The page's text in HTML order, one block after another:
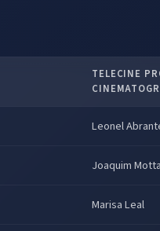
TELECINE
Leonel
Joaquim Motta
Marisa Leal